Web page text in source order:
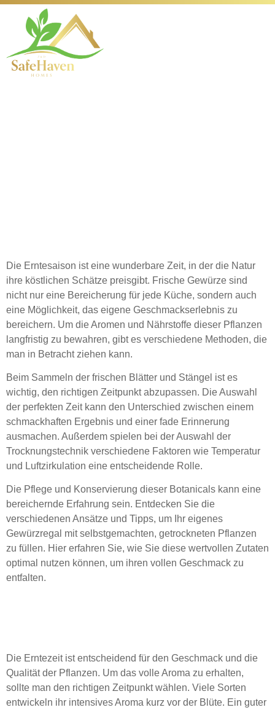
Die Erntesaison ist eine wunderbare Zeit, in der die Natur
ihre köstlichen Schätze preisgibt. Frische Gewürze sind
nicht nur eine Bereicherung für jede Küche, sondern auch
eine Möglichkeit, das eigene Geschmackserlebnis zu
bereichern. Um die Aromen und Nährstoffe dieser Pflanzen
langfristig zu bewahren, gibt es verschiedene Methoden, die
man in Betracht ziehen kann.
Beim Sammeln der frischen Blätter und Stängel ist es
wichtig, den richtigen Zeitpunkt abzupassen. Die Auswahl
der perfekten Zeit kann den Unterschied zwischen einem
schmackhaften Ergebnis und einer fade Erinnerung
ausmachen. Außerdem spielen bei der Auswahl der
Trocknungstechnik verschiedene Faktoren wie Temperatur
und Luftzirkulation eine entscheidende Rolle.
Die Pflege und Konservierung dieser Botanicals kann eine
bereichernde Erfahrung sein. Entdecken Sie die
verschiedenen Ansätze und Tipps, um Ihr eigenes
Gewürzregal mit selbstgemachten, getrockneten Pflanzen
zu füllen. Hier erfahren Sie, wie Sie diese wertvollen Zutaten
optimal nutzen können, um ihren vollen Geschmack zu
entfalten.
Die Erntezeit ist entscheidend für den Geschmack und die
Qualität der Pflanzen. Um das volle Aroma zu erhalten,
sollte man den richtigen Zeitpunkt wählen. Viele Sorten
entwickeln ihr intensives Aroma kurz vor der Blüte. Ein guter